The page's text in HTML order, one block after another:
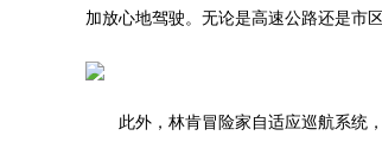
加放心地驾驶。无论是高速公路还是市
此外，林肯冒险家自适应巡航系统